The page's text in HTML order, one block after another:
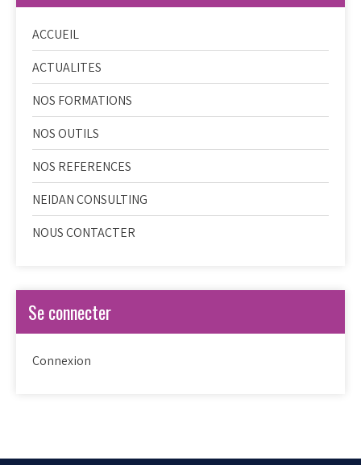
ACCUEIL
ACTUALITES
NOS FORMATIONS
NOS OUTILS
NOS REFERENCES
NEIDAN CONSULTING
NOUS CONTACTER
Se connecter
Connexion